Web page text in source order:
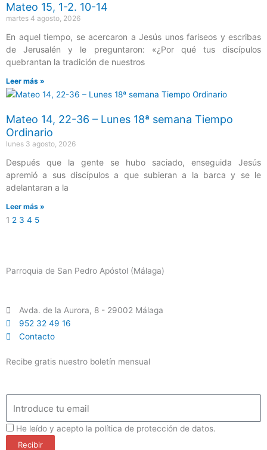
Mateo 15, 1-2. 10-14
martes 4 agosto, 2026
En aquel tiempo, se acercaron a Jesús unos fariseos y escribas
de Jerusalén y le preguntaron: «¿Por qué tus discípulos
quebrantan la tradición de nuestros
Leer más »
Mateo 14, 22-36 – Lunes 18ª semana Tiempo
Ordinario
lunes 3 agosto, 2026
Después que la gente se hubo saciado, enseguida Jesús
apremió a sus discípulos a que subieran a la barca y se le
adelantaran a la
Leer más »
1 2 3 4 5
Parroquia de San Pedro Apóstol (Málaga)
Avda. de la Aurora, 8 - 29002 Málaga
952 32 49 16
Contacto
Recibe gratis nuestro boletín mensual
ProteccionDatos
He leído y acepto la política de protección de datos.
Recibir